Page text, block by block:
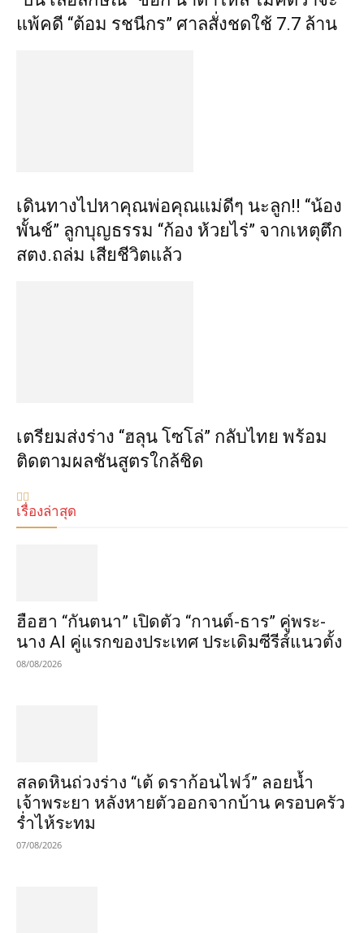
แพ้คดี “ต้อม รชนีกร” ศาลสั่งชดใช้ 7.7 ล้าน
เดินทางไปหาคุณพ่อคุณแม่ดีๆ นะลูก!! “น้อง
พั้นช์” ลูกบุญธรรม “ก้อง ห้วยไร่” จากเหตุตึก
สตง.ถล่ม เสียชีวิตแล้ว
เตรียมส่งร่าง “ฮลุน โซโล่” กลับไทย พร้อม
ติดตามผลชันสูตรใกล้ชิด
เรื่องล่าสุด
ฮือฮา “กันตนา” เปิดตัว “กานต์-ธาร” คู่พระ-
นาง AI คู่แรกของประเทศ ประเดิมซีรีส์แนวตั้ง
08/08/2026
สลดหินถ่วงร่าง “เต้ ดราก้อนไฟว์” ลอยน้ำ
เจ้าพระยา หลังหายตัวออกจากบ้าน ครอบครัว
ร่ำไห้ระทม
07/08/2026